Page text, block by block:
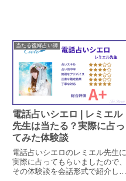
も見ていきます。
当たる復縁占い師
電話占いシエロ | レミエル
先生は当たる？実際に占っ
てみた体験談
電話占いシエロのレミエル先生に
実際に占ってもらいましたので、
その体験談を会話形式で紹介しま